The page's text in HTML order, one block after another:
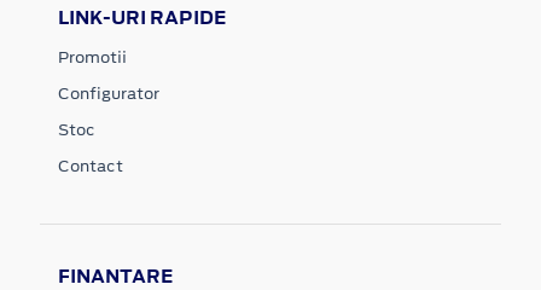
LINK-URI RAPIDE
Promotii
Configurator
Stoc
Contact
FINANTARE